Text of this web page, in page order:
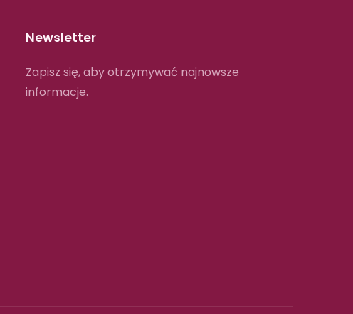
Newsletter
Zapisz się, aby otrzymywać najnowsze
informacje.